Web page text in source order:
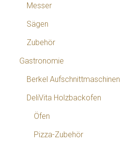
Messer
Sägen
Zubehör
Gastronomie
Berkel Aufschnittmaschinen
DeliVita Holzbackofen
Öfen
Pizza-Zubehör